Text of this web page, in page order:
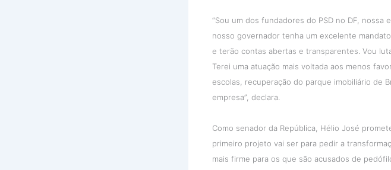
“Sou um dos fundadores do PSD no DF,
nosso governador tenha um excelente
e terão contas abertas e transparentes. Vou
Terei uma atuação mais voltada aos menos
escolas, recuperação do parque imobiliário de
empresa”, declara.
Como senador da República, Hélio José
primeiro projeto vai ser para pedir a
mais firme para os que são acusados de